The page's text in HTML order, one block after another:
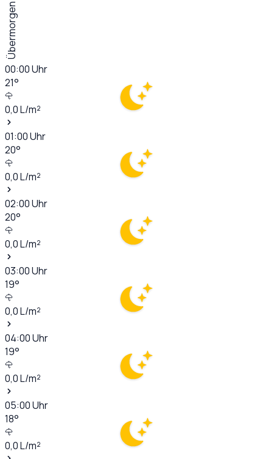
Übermorgen
00:00Uhr
21°
0,0L/m²
01:00Uhr
20°
0,0L/m²
02:00Uhr
20°
0,0L/m²
03:00Uhr
19°
0,0L/m²
04:00Uhr
19°
0,0L/m²
05:00Uhr
18°
0,0L/m²